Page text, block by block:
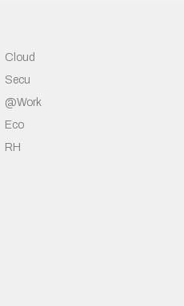
Cloud
Secu
@Work
Eco
RH